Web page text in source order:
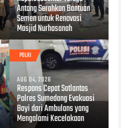
Antang Serahkan Bantuan
Semen untuk Renovasi
Masjid Nurhasanah
POLRI
AUG 04, 2026
Respons Cepat Satlantas
Polres Sumedang Evakuasi
Bayi dari Ambulans yang
Mengalami Kecelakaan